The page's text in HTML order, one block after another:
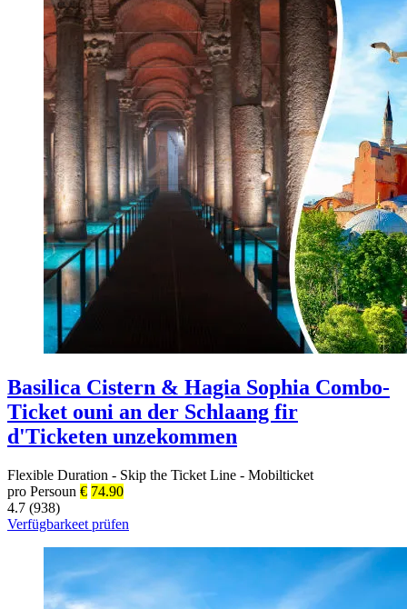
Basilica Cistern & Hagia Sophia Combo-
Ticket ouni an der Schlaang fir
d'Ticketen unzekommen
Flexible Duration - Skip the Ticket Line - Mobilticket
pro Persoun € 74.90
4.7 (938)
Verfügbarkeet prüfen